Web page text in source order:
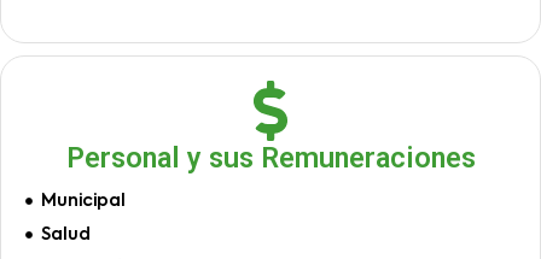
Personal y sus Remuneraciones
Municipal
Salud